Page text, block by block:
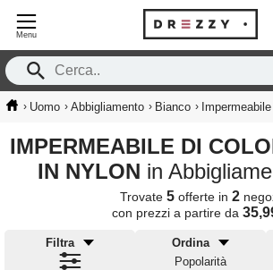
Menu
› Uomo › Abbigliamento › Bianco › Impermeabile
IMPERMEABILE DI COLORE BIANCO
IN NYLON in
Trovate 5 offerte in 2
con prezzi a partire da
Filtra
Ordina
Popolarità